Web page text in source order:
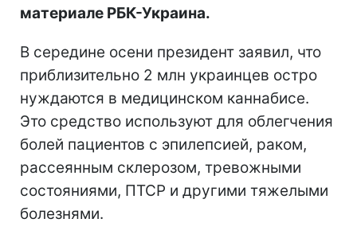
материале РБК-Украина.
В середине осени президент заявил, что
приблизительно 2 млн украинцев остро
нуждаются в медицинском каннабисе.
Это средство используют для облегчения
болей пациентов с эпилепсией, раком,
рассеянным склерозом, тревожными
состояниями, ПТСР и другими тяжелыми
болезнями.